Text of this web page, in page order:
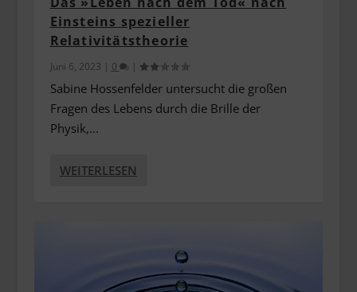
Einsteins spezieller
Relativitätstheorie
Juni 6, 2023 | 0 |
Sabine Hossenfelder untersucht die großen
Fragen des Lebens durch die Brille der
Physik,...
WEITERLESEN